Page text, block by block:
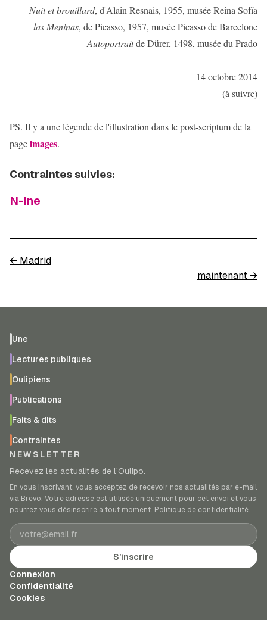
Nuit et brouillard, d'Alain Resnais, 1955, musée Reina Sofía
las Meninas, de Picasso, 1957, musée Picasso de Barcelone
Autoportraitde Dürer, 1498, musée du Prado
14 octobre 2014
(à suivre)
PS. Il y a une légende de l'illustration dans le post-scriptum de la
pageimages.
Contraintes suivies:
N-ine
← Madrid
maintenant →
Une
Lectures publiques
Oulipiens
Publications
Faits & dits
Contraintes
NEWSLETTER
Recevez les actualités de l’Oulipo.
En vous inscrivant, vous acceptez de recevoir nos actualités par e-mail
via Brevo. Votre adresse est utilisée uniquement pour cet envoi et vous
pourrez vous désinscrire à tout moment. Politique de confidentialité.
Adresse e-mail
S’inscrire
Connexion
Confidentialité
Cookies